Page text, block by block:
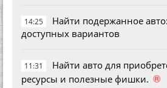
14:25
Найти подержанное
доступных вариантов
11:31
Найти авто для
ресурсы и полезные фишки. ®